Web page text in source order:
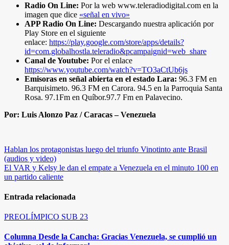
Radio On Line: Por la web www.teleradiodigital.com en la
imagen que dice «señal en vivo»
APP Radio On Line: Descargando nuestra aplicación por
Play Store en el siguiente
enlace: https://play.google.com/store/apps/details?
id=com.globalhostla.teleradio&pcampaignid=web_share
Canal de Youtube: Por el enlace
https://www.youtube.com/watch?v=TO3aCtUb6js
Emisoras en señal abierta en el estado Lara: 96.3 FM en
Barquisimeto. 96.3 FM en Carora. 94.5 en la Parroquia Santa
Rosa. 97.1Fm en Quíbor.97.7 Fm en Palavecino.
Por: Luis Alonzo Paz / Caracas – Venezuela
Navegación
de
entradas
Hablan los protagonistas luego del triunfo Vinotinto ante Brasil
(audios y video)
El VAR y Kelsy le dan el empate a Venezuela en el minuto 100 en
un partido caliente
Entrada relacionada
PREOLÍMPICO SUB 23
Columna Desde la Cancha: Gracias Venezuela, se cumplió un